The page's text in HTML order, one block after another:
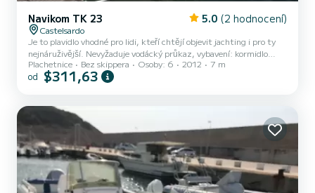
Navikom TK 23 5.0 (2 hodnocení)
Castelsardo
Je to plavidlo vhodné pro lidi, kteří chtějí objevit jachting i pro ty
nejnáruživější. Nevyžaduje vodácký průkaz, vybavení: kormidlo
kormidlo, hlavní plachta s lazy-bagem, svinutý genoa. Ochrana
proti slunci na vyžádání. Interiér: dvoulůžko vpředu a dvojitá záď +
Plachetnice Bez skippera Osoby: 6 2012 7 m
od $311,63